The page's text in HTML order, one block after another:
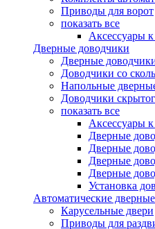
Приводы для ворот
показать все
Аксессуары
Дверные доводчики
Дверные
Доводчики со
Напольные
Доводчики
показать все
Аксессуары
Дверные
Дверные
Дверные
Дверные
Установка
Автоматические
Карусельные двери
Приводы для